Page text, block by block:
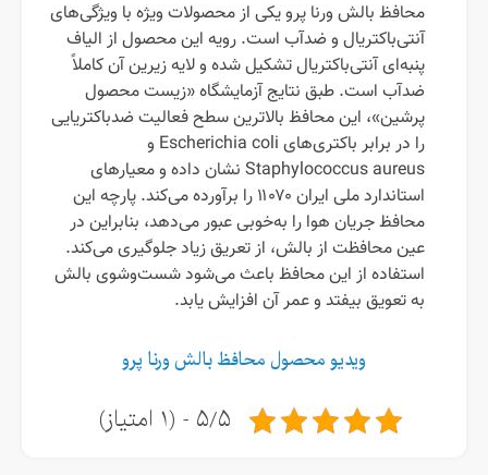
محافظ بالش ورنا پرو یکی از محصولات ویژه با ویژگی‌های
آنتی‌باکتریال و ضدآب است. رویه این محصول از الیاف
پنبه‌ای آنتی‌باکتریال تشکیل شده و لایه زیرین آن کاملاً
ضدآب است. طبق نتایج آزمایشگاه «زیست محصول
پرشین»، این محافظ بالاترین سطح فعالیت ضدباکتریایی
را در برابر باکتری‌های Escherichia coli و
Staphylococcus aureus نشان داده و معیارهای
استاندارد ملی ایران ۱۱۰۷۰ را برآورده می‌کند. پارچه این
محافظ جریان هوا را به‌خوبی عبور می‌دهد، بنابراین در
عین محافظت از بالش، از تعریق زیاد جلوگیری می‌کند.
استفاده از این محافظ باعث می‌شود شست‌وشوی بالش
به تعویق بیفتد و عمر آن افزایش یابد.
ویدیو محصول محافظ بالش ورنا پرو
۵/۵ - (۱ امتیاز)